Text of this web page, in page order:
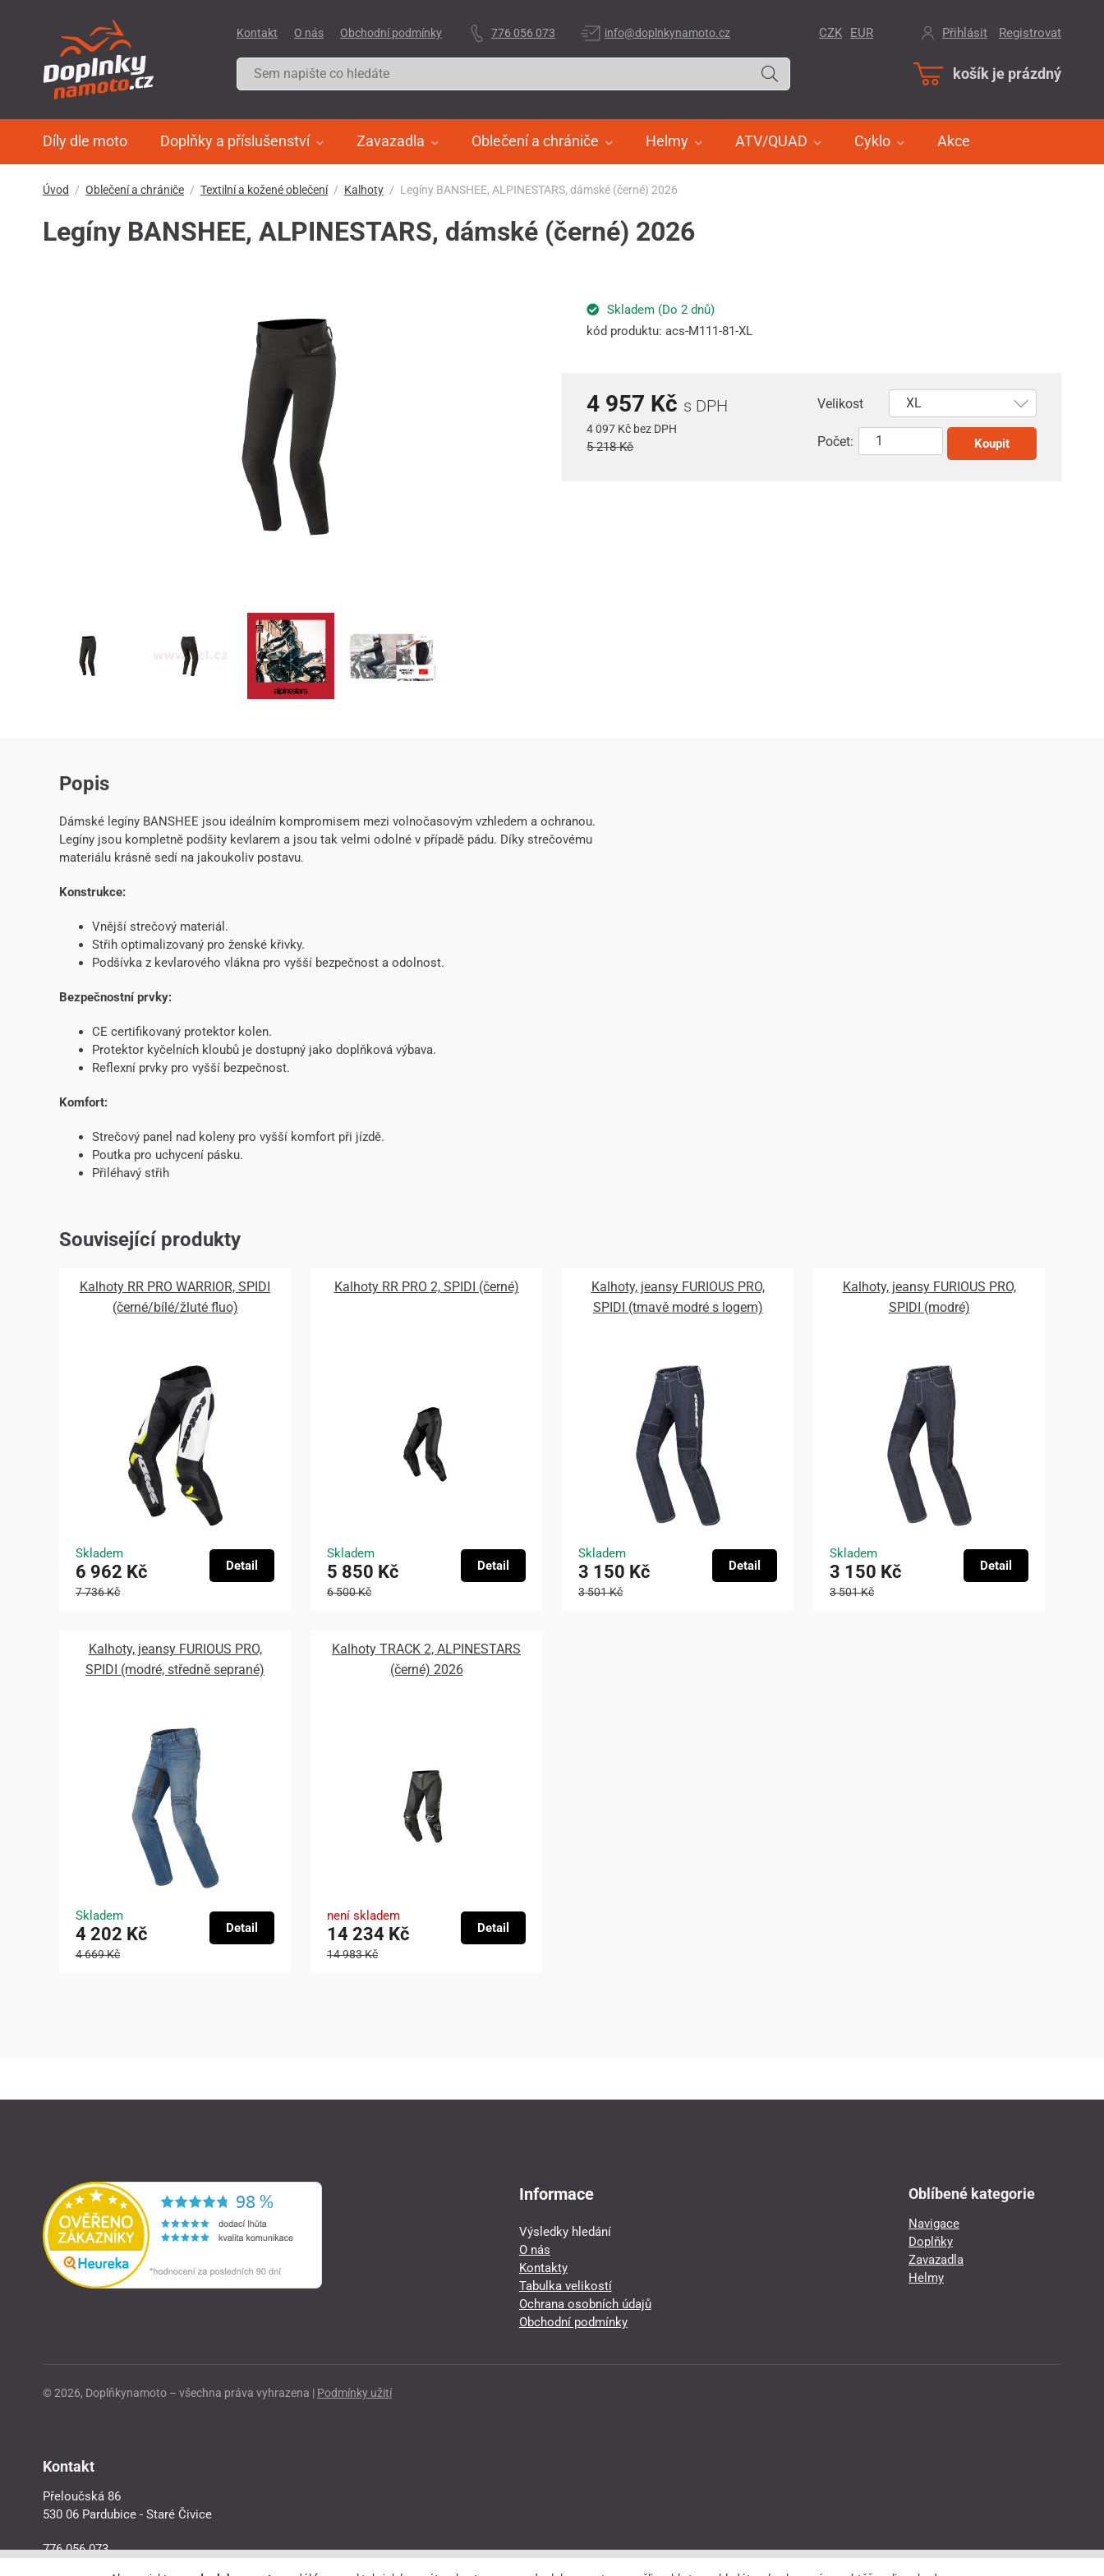
košík je prázdný
Díly dle moto Doplňky a příslušenství Zavazadla Oblečení a chrániče Helmy ATV/QUAD Cyklo Akce
CZK EUR Přihlásit Registrovat
Kontakt O nás Obchodní podmínky 776 056 073 info@doplnkynamoto.cz
Úvod Oblečení a chrániče Textilní a kožené oblečení Kalhoty Legíny BANSHEE, ALPINESTARS, dámské (černé) 2026
Legíny BANSHEE, ALPINESTARS, dámské (černé) 2026
Skladem (Do 2 dnů)
kód produktu: acs-M111-81-XL
4 957 Kč s DPH
4 097 Kč bez DPH
5 218 Kč
Velikost
Počet: Koupit
Popis
Dámské legíny BANSHEE jsou ideálním kompromisem mezi volnočasovým vzhledem a ochranou.
Legíny jsou kompletně podšity kevlarem a jsou tak velmi odolné v případě pádu. Díky strečovému
materiálu krásně sedí na jakoukoliv postavu.
Konstrukce:
Vnější strečový materiál.
Střih optimalizovaný pro ženské křivky.
Podšívka z kevlarového vlákna pro vyšší bezpečnost a odolnost.
Bezpečnostní prvky:
CE certifikovaný protektor kolen.
Protektor kyčelních kloubů je dostupný jako doplňková výbava.
Reflexní prvky pro vyšší bezpečnost.
Komfort:
Strečový panel nad koleny pro vyšší komfort při jízdě.
Poutka pro uchycení pásku.
Přiléhavý střih
Související produkty
Kalhoty RR PRO WARRIOR, SPIDI
(černé/bílé/žluté fluo)
Skladem
6 962 Kč
7 736 Kč
Detail
Kalhoty RR PRO 2, SPIDI (černé)
Skladem
5 850 Kč
6 500 Kč
Detail
Kalhoty, jeansy FURIOUS PRO,
SPIDI (tmavě modré s logem)
Skladem
3 150 Kč
3 501 Kč
Detail
Kalhoty, jeansy FURIOUS PRO,
SPIDI (modré)
Skladem
3 150 Kč
3 501 Kč
Detail
Kalhoty, jeansy FURIOUS PRO,
SPIDI (modré, středně seprané)
Skladem
4 202 Kč
4 669 Kč
Detail
Kalhoty TRACK 2, ALPINESTARS
(černé) 2026
není skladem
14 234 Kč
14 983 Kč
Detail
Informace
Výsledky hledání
O nás
Kontakty
Tabulka velikostí
Ochrana osobních údajů
Obchodní podmínky
Oblíbené kategorie
Navigace
Doplňky
Zavazadla
Helmy
© 2026, Doplňkynamoto – všechna práva vyhrazena | Podmínky užití
Kontakt
Přeloučská 86
530 06 Pardubice - Staré Čivice
776 056 073